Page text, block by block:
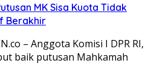
MK Sisa Kuota Tidak
Berakhir
– Anggota Komisi I DPR RI,
baik putusan Mahkamah